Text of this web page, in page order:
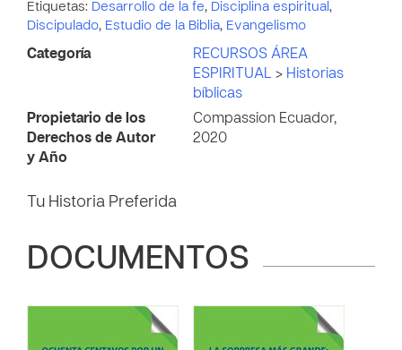
Etiquetas: Desarrollo de la fe, Disciplina espiritual ,
Discipulado, Estudio de la Biblia, Evangelismo
Categoría
RECURSOS ÁREA
ESPIRITUAL > Historias
bíblicas
Propietario de los
Derechos de Autor
y Año
Compassion Ecuador,
2020
Tu Historia Preferida
DOCUMENTOS